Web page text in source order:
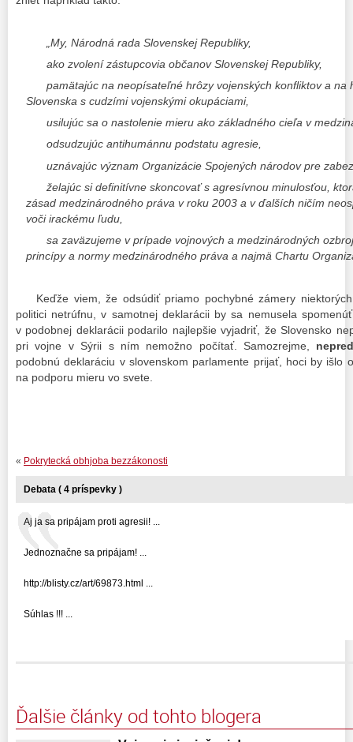
„My, Národná rada Slovenskej Republiky,
ako zvolení zástupcovia občanov Slovenskej Republiky,
pamätajúc na neopísateľné hrôzy vojenských konfliktov a na
Slovenska s cudzími vojenskými okupáciami,
usilujúc sa o nastolenie mieru ako základného cieľa v
odsudzujúc antihumánnu podstatu agresie,
uznávajúc význam Organizácie Spojených národov pre
želajúc si definitívne skoncovať s agresívnou minulosťou,
zásad medzinárodného práva v roku 2003 a v ďalších ničím
voči irackému ľudu,
sa zaväzujeme v prípade vojnových a medzinárodných
princípy a normy medzinárodného práva a najmä Chartu
Keďže viem, že odsúdiť priamo pochybné zámery
politici netrúfnu, v samotnej deklarácii by sa nemusela
v podobnej deklarácii podarilo najlepšie vyjadriť, že Slovensko
pri vojne v Sýrii s ním nemožno počítať. Samozrejme,
podobnú deklaráciu v slovenskom parlamente prijať, hoci by išlo
na podporu mieru vo svete.
« Pokrytecká obhjoba bezzákonosti
Debata ( 4 príspevky )
Aj ja sa pripájam proti agresii! ...
Jednoznačne sa pripájam! ...
http://blisty.cz/art/69873.html ...
Súhlas !!! ...
Ďalšie články od tohto blogera